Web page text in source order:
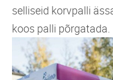
selliseid korvpalli
koos palli põrgatada.